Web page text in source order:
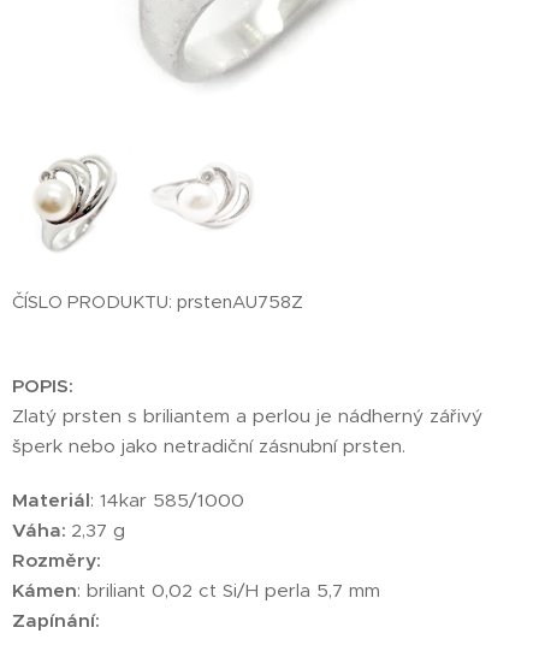
ČÍSLO PRODUKTU: prstenAU758Z
POPIS:
Zlatý prsten s briliantem a perlou je nádherný zářivý
šperk nebo jako netradiční zásnubní prsten.
Materiál: 14kar 585/1000
Váha: 2,37 g
Rozměry:
Kámen: briliant 0,02 ct Si/H perla 5,7 mm
Zapínání: